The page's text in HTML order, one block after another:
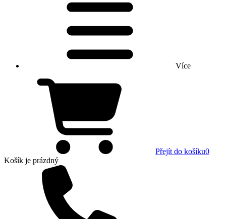
Více
Přejít do košíku0
Košík je prázdný